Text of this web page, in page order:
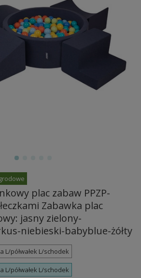
plac zabaw PPZP-
Zabawka plac
jasny zielony-
niebieski-babyblue-żółty
L/półwałek L/schodek
L/półwałek L/schodek